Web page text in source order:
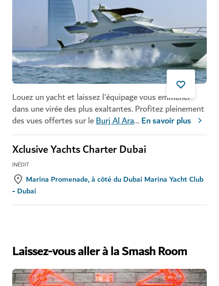
Louez un yacht et laissez l'équipage vous emmener
dans une virée des plus exaltantes. Profitez pleinement
des vues offertes sur leBurj Al Ara...En savoir plus
Xclusive Yachts Charter Dubai
INÉDIT
Marina Promenade, à côté du Dubai Marina Yacht Club
- Dubai
Laissez-vous aller à la Smash Room